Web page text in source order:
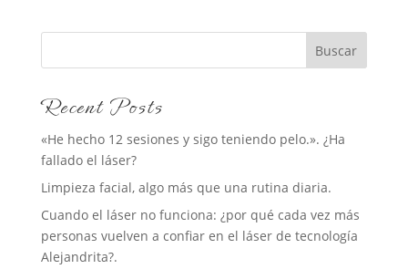
Buscar
Recent Posts
«He hecho 12 sesiones y sigo teniendo pelo.». ¿Ha
fallado el láser?
Limpieza facial, algo más que una rutina diaria.
Cuando el láser no funciona: ¿por qué cada vez más
personas vuelven a confiar en el láser de tecnología
Alejandrita?.